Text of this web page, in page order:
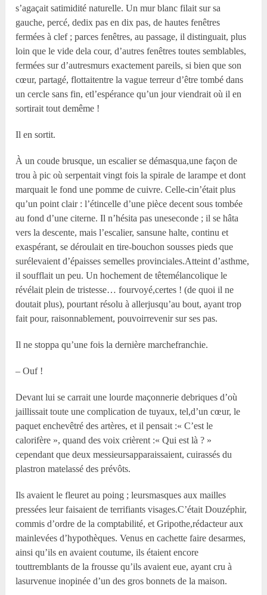
s’agaçait satimidité naturelle. Un mur blanc filait sur sa
gauche, percé, dedix pas en dix pas, de hautes fenêtres
fermées à clef ; parces fenêtres, au passage, il distinguait, plus
loin que le vide dela cour, d’autres fenêtres toutes semblables,
fermées sur d’autresmurs exactement pareils, si bien que son
cœur, partagé, flottaitentre la vague terreur d’être tombé dans
un cercle sans fin, etl’espérance qu’un jour viendrait où il en
sortirait tout demême !
Il en sortit.
À un coude brusque, un escalier se démasqua,une façon de
trou à pic où serpentait vingt fois la spirale de larampe et dont
marquait le fond une pomme de cuivre. Celle-cin’était plus
qu’un point clair : l’étincelle d’une pièce decent sous tombée
au fond d’une citerne. Il n’hésita pas uneseconde ; il se hâta
vers la descente, mais l’escalier, sansune halte, continu et
exaspérant, se déroulait en tire-bouchon sousses pieds que
surélevaient d’épaisses semelles provinciales.Atteint d’asthme,
il soufflait un peu. Un hochement de têtemélancolique le
révélait plein de tristesse… fourvoyé,certes ! (de quoi il ne
doutait plus), pourtant résolu à allerjusqu’au bout, ayant trop
fait pour, raisonnablement, pouvoirrevenir sur ses pas.
Il ne stoppa qu’une fois la dernière marchefranchie.
– Ouf !
Devant lui se carrait une lourde maçonnerie debriques d’où
jaillissait toute une complication de tuyaux, tel,d’un cœur, le
paquet enchevêtré des artères, et il pensait :« C’est le
calorifère », quand des voix crièrent :« Qui est là ? »
cependant que deux messieursapparaissaient, cuirassés du
plastron matelassé des prévôts.
Ils avaient le fleuret au poing ; leursmasques aux mailles
pressées leur faisaient de terrifiants visages.C’était Douzéphir,
commis d’ordre de la comptabilité, et Gripothe,rédacteur aux
mainlevées d’hypothèques. Venus en cachette faire desarmes,
ainsi qu’ils en avaient coutume, ils étaient encore
touttremblants de la frousse qu’ils avaient eue, ayant cru à
lasurvenue inopinée d’un des gros bonnets de la maison.